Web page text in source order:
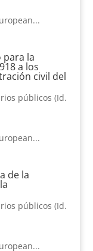
para la
a los
civil del
públicos (Id.
de la
públicos (Id.